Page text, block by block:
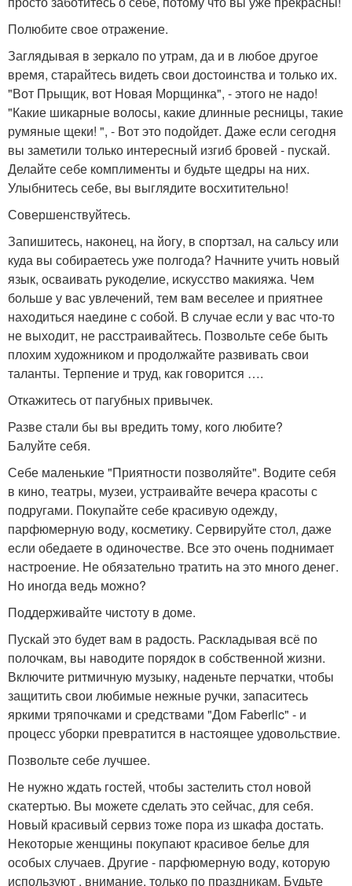
Полюбите свое отражение.
Заглядывая в зеркало по утрам, да и в любое другое
время, старайтесь видеть свои достоинства и только их.
"Вот Прыщик, вот Новая Морщинка", - этого не надо!
"Какие шикарные волосы, какие длинные ресницы, такие
румяные щеки! ", - Вот это подойдет. Даже если сегодня
вы заметили только интересный изгиб бровей - пускай.
Делайте себе комплименты и будьте щедры на них.
Улыбнитесь себе, вы выглядите восхитительно!
Совершенствуйтесь.
Запишитесь, наконец, на йогу, в спортзал, на сальсу или
куда вы собираетесь уже полгода? Начните учить новый
язык, осваивать рукоделие, искусство макияжа. Чем
больше у вас увлечений, тем вам веселее и приятнее
находиться наедине с собой. В случае если у вас что-то
не выходит, не расстраивайтесь. Позвольте себе быть
плохим художником и продолжайте развивать свои
таланты. Терпение и труд, как говорится ….
Откажитесь от пагубных привычек.
Разве стали бы вы вредить тому, кого любите?
Балуйте себя.
Себе маленькие "Приятности позволяйте". Водите себя
в кино, театры, музеи, устраивайте вечера красоты с
подругами. Покупайте себе красивую одежду,
парфюмерную воду, косметику. Сервируйте стол, даже
если обедаете в одиночестве. Все это очень поднимает
настроение. Не обязательно тратить на это много денег.
Но иногда ведь можно?
Поддерживайте чистоту в доме.
Пускай это будет вам в радость. Раскладывая всё по
полочкам, вы наводите порядок в собственной жизни.
Включите ритмичную музыку, наденьте перчатки, чтобы
защитить свои любимые нежные ручки, запаситесь
яркими тряпочками и средствами "Дом Faberlic" - и
процесс уборки превратится в настоящее удовольствие.
Позвольте себе лучшее.
Не нужно ждать гостей, чтобы застелить стол новой
скатертью. Вы можете сделать это сейчас, для себя.
Новый красивый сервиз тоже пора из шкафа достать.
Некоторые женщины покупают красивое белье для
особых случаев. Другие - парфюмерную воду, которую
используют , внимание, только по праздникам. Будьте